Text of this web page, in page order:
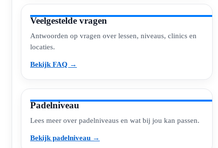
Veelgestelde vragen
Antwoorden op vragen over lessen, niveaus, clinics en
locaties.
Bekijk FAQ →
Padelniveau
Lees meer over padelniveaus en wat bij jou kan passen.
Bekijk padelniveau →